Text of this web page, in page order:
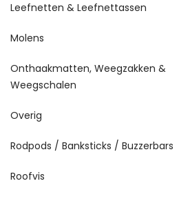
Leefnetten & Leefnettassen
Molens
Onthaakmatten, Weegzakken &
Weegschalen
Overig
Rodpods / Banksticks / Buzzerbars
Roofvis